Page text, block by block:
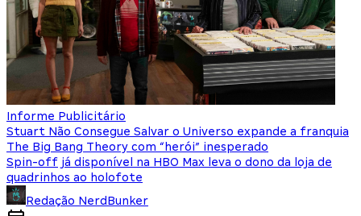
Informe Publicitário
Stuart Não Consegue Salvar o Universo expande a franquia
The Big Bang Theory com “herói” inesperado
Spin-off já disponível na HBO Max leva o dono da loja de
quadrinhos ao holofote
Redação NerdBunker